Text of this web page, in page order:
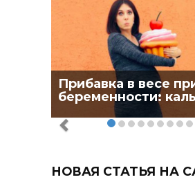
Прибавка в весе
беременности:
НОВАЯ СТАТЬЯ НА